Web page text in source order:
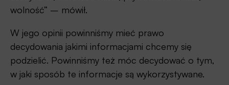
wolność” – mówił.
W jego opinii powinniśmy mieć prawo
decydowania jakimi informacjami chcemy się
podzielić. Powinniśmy też móc decydować o tym,
w jaki sposób te informacje są wykorzystywane.